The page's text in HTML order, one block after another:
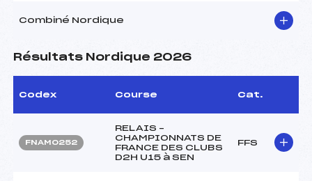
Combiné Nordique
Résultats Nordique 2026
Codex Course Cat.
FNAM0252
RELAIS –
CHAMPIONNATS DE
FRANCE DES CLUBS
D2H U15 à SEN
FFS